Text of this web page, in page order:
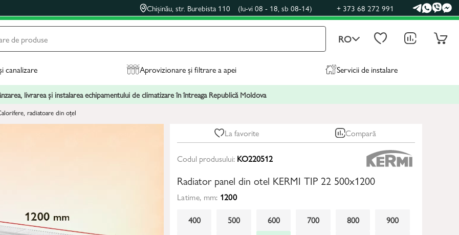
Chișinău, str. Burebista 110 (lu-vi 08 - 18, sb 08-14) + 373 68 272 991
RO
canalizare Aprovizionare și filtrare a apei Servicii de instalare
livrarea și instalarea echipamentului de climatizare în întreaga Republică Moldova
radiatoare din oțel
La favorite Compară
Codul produsului: KO220512
Radiator panel din otel KERMI TIP 22 500x1200
Latime, mm: 1200
400
500 600 700 800
900